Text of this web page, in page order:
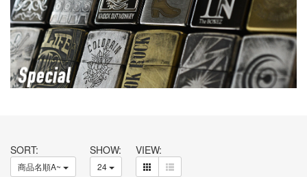
SORT:
商品名順A~
SHOW:
24
VIEW: